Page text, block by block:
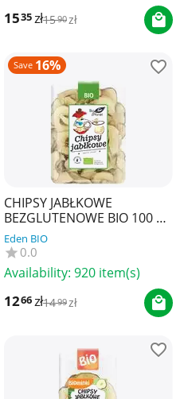
1535zł1590zł
Save 16%
CHIPSY JABŁKOWE
BEZGLUTENOWE BIO 100 g -
BIO PLANET
Eden BIO
0.0
Availability: 920 item(s)
1266zł1499zł